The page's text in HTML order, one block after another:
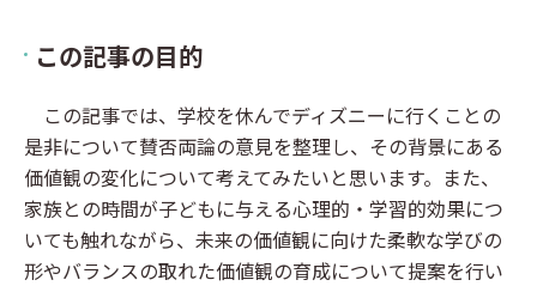
この記事の目的
この記事では、学校を休んでディズニーに行くことの
是非について賛否両論の意見を整理し、その背景にある
価値観の変化について考えてみたいと思います。また、
家族との時間が子どもに与える心理的・学習的効果につ
いても触れながら、未来の価値観に向けた柔軟な学びの
形やバランスの取れた価値観の育成について提案を行い